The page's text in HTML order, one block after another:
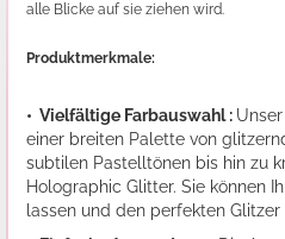
alle Blicke auf sie ziehen wird.
Produktmerkmale:
• Vielfältige Farbauswahl :
einer breiten Palette von
subtilen Pastelltönen bis hin zu
Holographic Glitter. Sie können
lassen und den perfekten